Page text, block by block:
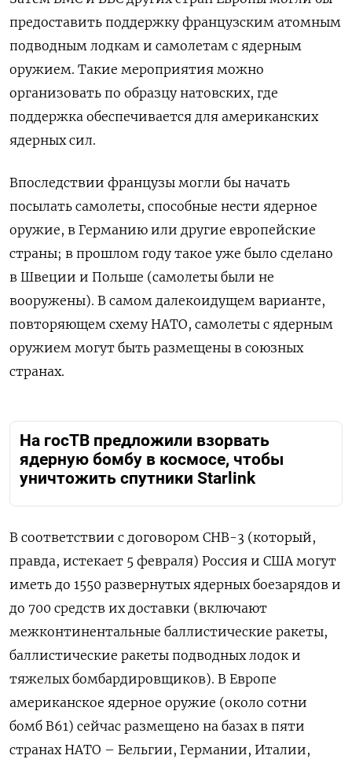
предоставить поддержку французским атомным
подводным лодкам и самолетам с ядерным
оружием. Такие мероприятия можно
организовать по образцу натовских, где
поддержка обеспечивается для американских
ядерных сил.
Впоследствии французы могли бы начать
посылать самолеты, способные нести ядерное
оружие, в Германию или другие европейские
страны; в прошлом году такое уже было сделано
в Швеции и Польше (самолеты были не
вооружены). В самом далекоидущем варианте,
повторяющем схему НАТО, самолеты с ядерным
оружием могут быть размещены в союзных
странах.
На госТВ предложили взорвать
ядерную бомбу в космосе, чтобы
уничтожить спутники Starlink
В соответствии с договором СНВ-3 (который,
правда, истекает 5 февраля) Россия и США могут
иметь до 1550 развернутых ядерных боезарядов и
до 700 средств их доставки (включают
межконтинентальные баллистические ракеты,
баллистические ракеты подводных лодок и
тяжелых бомбардировщиков). В Европе
американское ядерное оружие (около сотни
бомб B61) сейчас размещено на базах в пяти
странах НАТО – Бельгии, Германии, Италии,